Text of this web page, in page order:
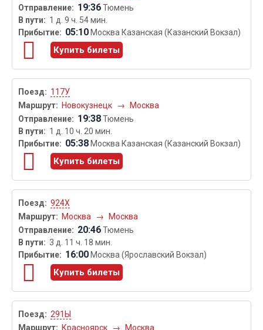
19:36Тюмень
1 д. 9 ч. 54 мин.
05:10 Москва Казанская (Казанский Вокзал)
Купить билеты
117У
Новокузнецк
→ Москва
19:38Тюмень
1 д. 10 ч. 20 мин.
05:38 Москва Казанская (Казанский Вокзал)
Купить билеты
924Х
Москва
→ Москва
20:46Тюмень
3 д. 11 ч. 18 мин.
16:00 Москва (Ярославский Вокзал)
Купить билеты
291Ы
Красноярск
→ Москва